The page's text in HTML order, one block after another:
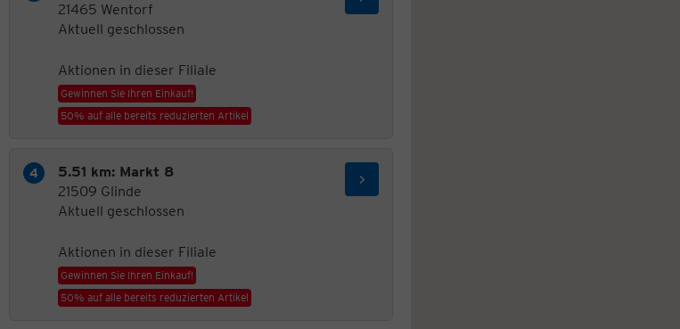
21465 Wentorf
Aktuell geschlossen
Aktionen in dieser Filiale
Gewinnen Sie Ihren Einkauf!
50% auf alle bereits reduzierten Artikel
5.51 km: Markt 8
21509 Glinde
Aktuell geschlossen
Aktionen in dieser Filiale
Gewinnen Sie Ihren Einkauf!
50% auf alle bereits reduzierten Artikel